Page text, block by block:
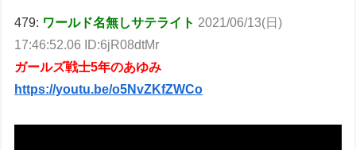
479: ワールド名無しサテライト 2021/06/13(日)
17:46:52.06 ID:6jR08dtMr
ガールズ戦士5年のあゆみ
https://youtu.be/o5NvZKfZWCo